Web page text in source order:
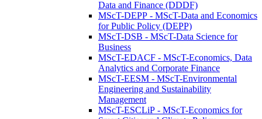
Data and Finance (DDDF)
MScT-DEPP - MScT-Data and Economics
for Public Policy (DEPP)
MScT-DSB - MScT-Data Science for
Business
MScT-EDACF - MScT-Economics, Data
Analytics and Corporate Finance
MScT-EESM - MScT-Environmental
Engineering and Sustainability
Management
MScT-ESCLiP - MScT-Economics for